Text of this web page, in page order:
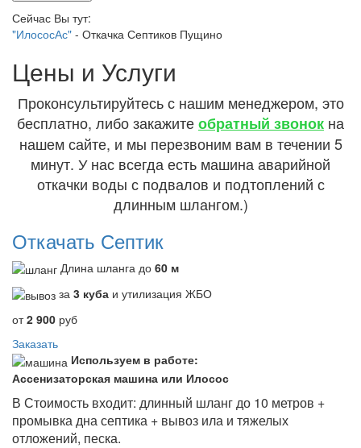
Сейчас Вы тут:
"ИлососАс" - Откачка Септиков Пущино
Цены и Услуги
Проконсультируйтесь с нашим менеджером, это
бесплатно, либо закажитеобратный звонок на
нашем сайте, и мы перезвоним вам в течении 5
минут. У нас всегда есть машина аварийной
откачки воды с подвалов и подтоплений с
длинным шлангом.)
Откачать Септик
Длина шланга до 60 м
за 3 куба и утилизация ЖБО
от2 900 руб
Заказать
Используем в работе:
Ассенизаторская машина или Илосос
В Стоимость входит: длинный шланг до 10 метров +
промывка дна септика + вывоз ила и тяжелых
отложений, песка.